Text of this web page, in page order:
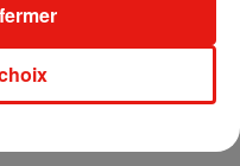
annonce un nouvel